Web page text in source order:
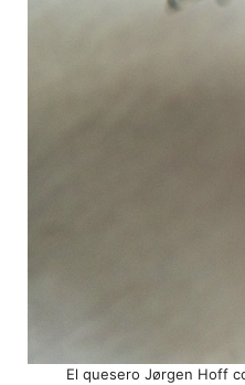
El quesero Jørgen Hoff